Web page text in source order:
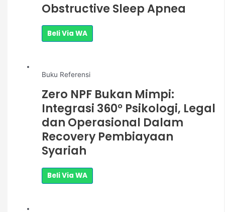
Obstructive Sleep Apnea
Beli Via WA
Buku Referensi
Zero NPF Bukan Mimpi:
Integrasi 360° Psikologi, Legal
dan Operasional Dalam
Recovery Pembiayaan
Syariah
Beli Via WA